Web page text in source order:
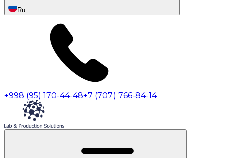
Ru
+998 (95) 170-44-48+7 (707) 766-84-14